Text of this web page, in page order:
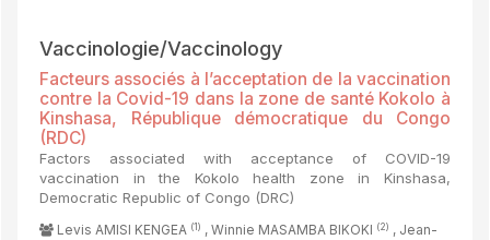
Vaccinologie/Vaccinology
Facteurs associés à l’acceptation de la vaccination
contre la Covid-19 dans la zone de santé Kokolo à
Kinshasa, République démocratique du Congo
(RDC)
Factors associated with acceptance of COVID-19
vaccination in the Kokolo health zone in Kinshasa,
Democratic Republic of Congo (DRC)
Levis AMISI KENGEA (1) , Winnie MASAMBA BIKOKI (2) , Jean-